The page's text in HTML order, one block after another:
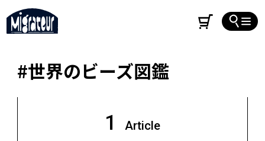
#世界のビーズ図鑑
1 Article